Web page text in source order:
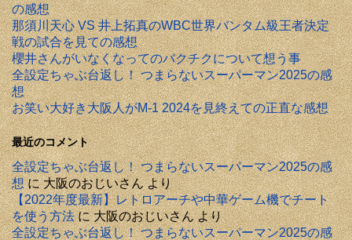
の感想
那須川天心 VS 井上拓真のWBC世界バンタム級王者決定
戦の試合を見ての感想
櫻井さんがいなくなってのバクチクについて想う事
全設定ちゃぶ台返し！ つまらないスーパーマン2025の感
想
お笑い大好き大阪人がM-1 2024を見終えての正直な感想
最近のコメント
全設定ちゃぶ台返し！ つまらないスーパーマン2025の感
想に大阪のおじいさんより
【2022年度最新】レトロアーチや中華ゲーム機でチート
を使う方法に大阪のおじいさんより
全設定ちゃぶ台返し！ つまらないスーパーマン2025の感